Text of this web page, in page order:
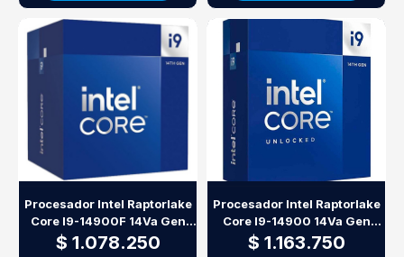
Procesador Intel Raptorlake
Core I9-14900F 14Va Gen
S1700
$ 1.078.250
Procesador Intel Raptorlake
Core I9-14900 14Va Gen
S1700
$ 1.163.750